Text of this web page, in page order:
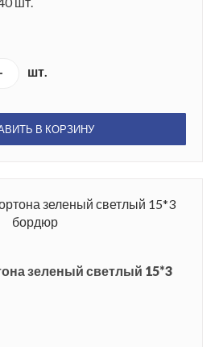
шт.
В КОРЗИНУ
зеленый светлый 15*3